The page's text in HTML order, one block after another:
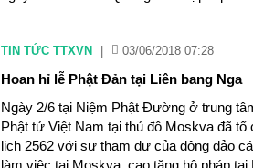
TIN TỨC TTXVN 03/06/2018 07:28
Hoan hỉ lễ Phật Đản tại Liên bang Nga
Ngày 2/6 tại Niệm Phật Đường ở trung
Phật tử Việt Nam tại thủ đô Moskva đã
lịch 2562 với sự tham dự của đông đảo
làm việc tại Moskva, cao tăng hộ pháp